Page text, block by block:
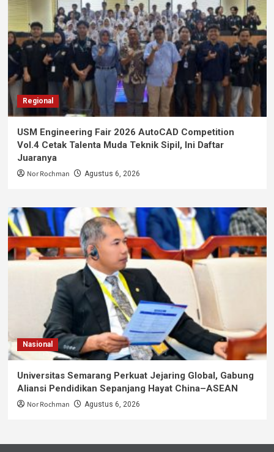
Regional
USM Engineering Fair 2026 AutoCAD Competition
Vol.4 Cetak Talenta Muda Teknik Sipil, Ini Daftar
Juaranya
Nor Rochman Agustus 6, 2026
Nasional
Universitas Semarang Perkuat Jejaring Global, Gabung
Aliansi Pendidikan Sepanjang Hayat China–ASEAN
Nor Rochman Agustus 6, 2026